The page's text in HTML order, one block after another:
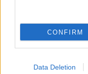
CONFIRM
Data Deletion
legfrissebb információkkal
postaládájába érkezik!